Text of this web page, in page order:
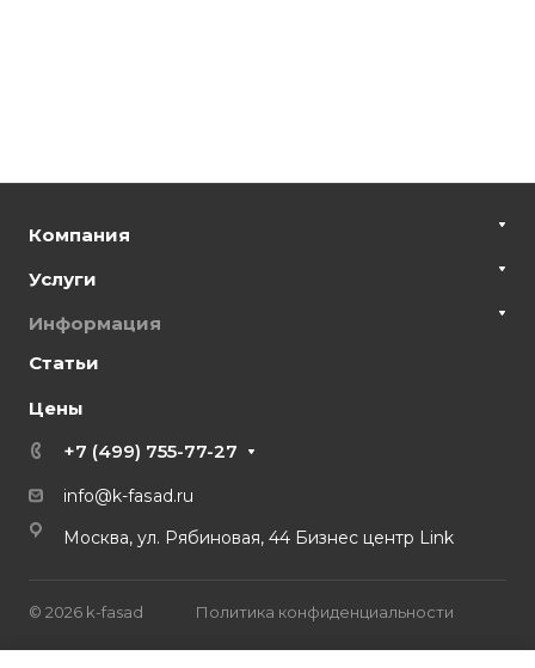
Компания
Услуги
Информация
Статьи
Цены
+7 (499) 755-77-27
info@k-fasad.ru
Москва, ул. Рябиновая, 44 Бизнес центр Link
© 2026 k-fasad Политика конфиденциальности